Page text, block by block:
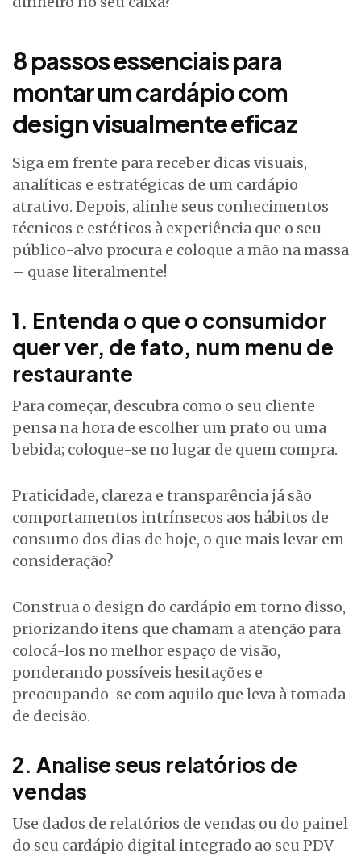
8 passos essenciais para
montar um cardápio com
design visualmente eficaz
Siga em frente para receber dicas visuais,
analíticas e estratégicas de um cardápio
atrativo. Depois, alinhe seus conhecimentos
técnicos e estéticos à experiência que o seu
público-alvo procura e coloque a mão na massa
– quase literalmente!
1. Entenda o que o consumidor
quer ver, de fato, num menu de
restaurante
Para começar, descubra como o seu cliente
pensa na hora de escolher um prato ou uma
bebida; coloque-se no lugar de quem compra.
Praticidade, clareza e transparência já são
comportamentos intrínsecos aos hábitos de
consumo dos dias de hoje, o que mais levar em
consideração?
Construa o design do cardápio em torno disso,
priorizando itens que chamam a atenção para
colocá-los no melhor espaço de visão,
ponderando possíveis hesitações e
preocupando-se com aquilo que leva à tomada
de decisão.
2. Analise seus relatórios de
vendas
Use dados de relatórios de vendas ou do painel
do seu cardápio digital integrado ao seu PDV